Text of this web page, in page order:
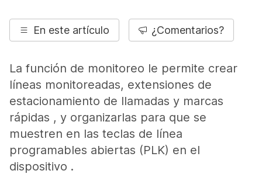
En este artículo ¿Comentarios?
La función de monitoreo le permite crear
líneas monitoreadas, extensiones de
estacionamiento de llamadas y marcas
rápidas , y organizarlas para que se
muestren en las teclas de línea
programables abiertas (PLK) en el
dispositivo .